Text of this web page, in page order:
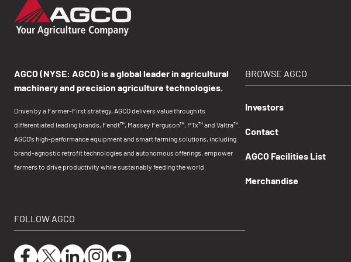
AGCO (NYSE: AGCO) is a global leader in agricultural
machinery and precision agriculture technologies.
Driven by a Farmer-First strategy, AGCO delivers value through its
differentiated leading brands, Fendt™, Massey Ferguson™, PTx™ and Valtra™.
AGCO’s high-performance equipment and smart farming solutions, including
brand-agnostic retrofit technologies and autonomous offerings, empower
farmers to drive productivity while sustainably feeding the world.
FOLLOW AGCO
BROWSE AGCO
Investors
Contact
AGCO Facilities List
Merchandise